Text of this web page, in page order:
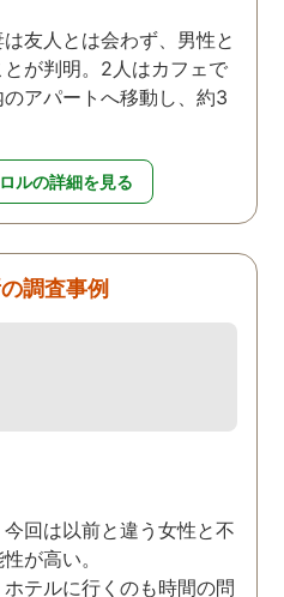
友人とは会わず、男性と
が判明。2人はカフェで
アパートへ移動し、約3
ルの詳細を見る
調査事例
回は以前と違う女性と不
が高い。
テルに行くのも時間の問